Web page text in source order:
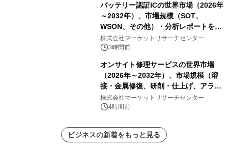
バッテリー認証ICの世界市場（2026年
～2032年）、市場規模（SOT、
WSON、その他）・分析レポートを発
表
株式会社マーケットリサーチセンター
3時間前
オンサイト修理サービスの世界市場
（2026年～2032年）、市場規模（溶
接・金属修復、研削・仕上げ、アライ
メント、その他）・分析レポートを発
表
株式会社マーケットリサーチセンター
4時間前
ビジネスの新着をもっと見る